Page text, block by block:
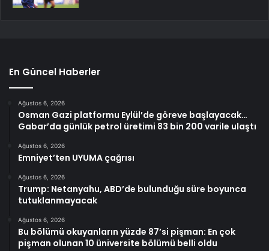
En Güncel Haberler
Ağustos 6, 2026
Osman Gazi platformu Eylül’de göreve başlayacak…
Gabar’da günlük petrol üretimi 83 bin 200 varile ulaştı
Ağustos 6, 2026
Emniyet’ten UYUMA çağrısı
Ağustos 6, 2026
Trump: Netanyahu, ABD’de bulunduğu süre boyunca
tutuklanmayacak
Ağustos 6, 2026
Bu bölümü okuyanların yüzde 87’si pişman: En çok
pişman olunan 10 üniversite bölümü belli oldu